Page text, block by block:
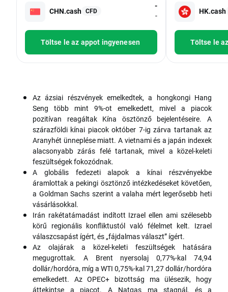
CHN.cash CFD
-
-
Töltse le az appot ingyenesen
HK.cash
Töltse le
Az ázsiai részvények emelkedtek, a hongkongi Hang
Seng több mint 9%-ot emelkedett, mivel a piacok
pozitívan reagáltak Kína ösztönző bejelentéseire. A
szárazföldi kínai piacok október 7-ig zárva tartanak az
Aranyhét ünneplése miatt. A vietnami és a japán indexek
alacsonyabb zárás felé tartanak, mivel a közel-keleti
feszültségek fokozódnak.
A globális fedezeti alapok a kínai részvényekbe
áramlottak a pekingi ösztönző intézkedéseket követően,
a Goldman Sachs szerint a valaha mért legerősebb heti
vásárlásokkal.
Irán rakétatámadást indított Izrael ellen ami szélesebb
körű regionális konfliktustól való félelmet kelt. Izrael
válaszcsapást ígért, és „fájdalmas választ” ígért.
Az olajárak a közel-keleti feszültségek hatására
megugrottak. A Brent nyersolaj 0,77%-kal 74,94
dollár/hordóra, míg a WTI 0,75%-kal 71,27 dollár/hordóra
emelkedett. Az OPEC+ bizottság ma ülésezik, hogy
áttekintse a piacot. A Natgas ma stagnál, és a